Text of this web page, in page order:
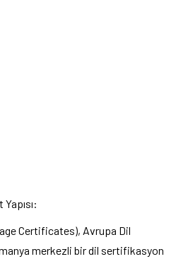
Yapısı:
Certificates), Avrupa Dil
merkezli bir dil sertifikasyon